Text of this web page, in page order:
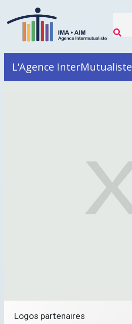
L’Agence InterMutualiste
Logos partenaires